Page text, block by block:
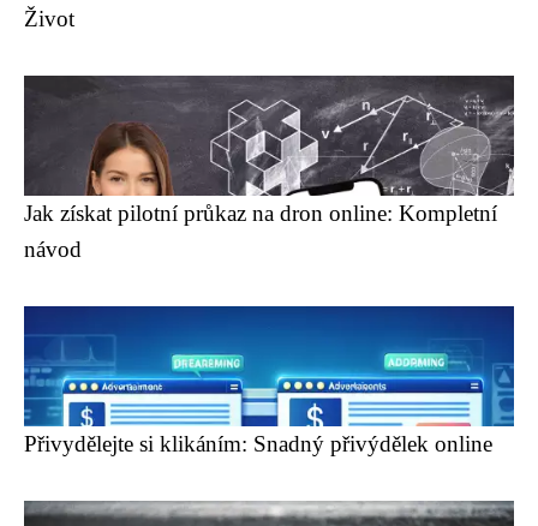
Život
Jak získat pilotní průkaz na dron online: Kompletní
návod
Přivydělejte si klikáním: Snadný přivýdělek online